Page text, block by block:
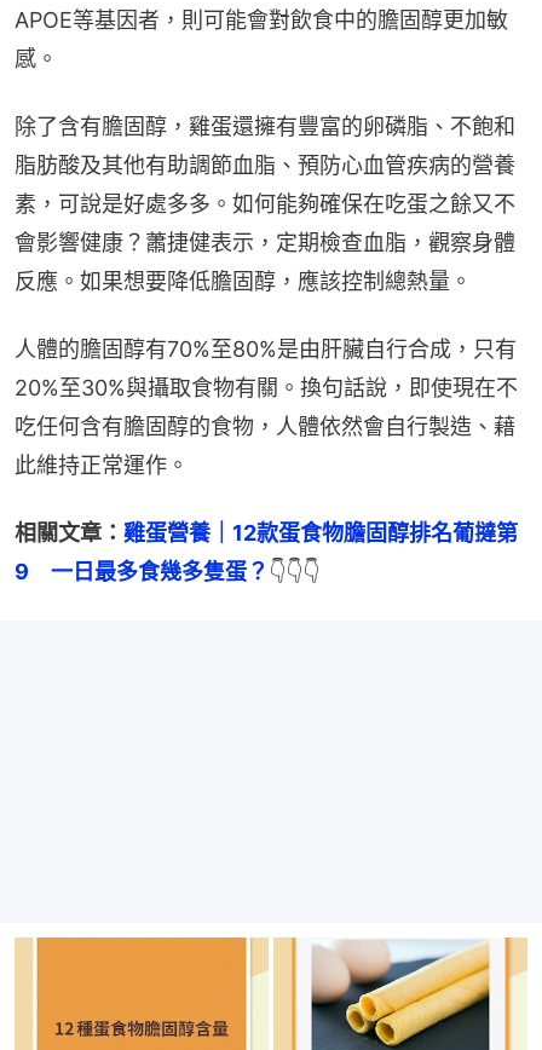
APOE等基因者，則可能會對飲食中的膽固醇更加敏
感。
除了含有膽固醇，雞蛋還擁有豐富的卵磷脂、不飽和
脂肪酸及其他有助調節血脂、預防心血管疾病的營養
素，可說是好處多多。如何能夠確保在吃蛋之餘又不
會影響健康？蕭捷健表示，定期檢查血脂，觀察身體
反應。如果想要降低膽固醇，應該控制總熱量。
人體的膽固醇有70%至80%是由肝臟自行合成，只有
20%至30%與攝取食物有關。換句話說，即使現在不
吃任何含有膽固醇的食物，人體依然會自行製造、藉
此維持正常運作。
相關文章： 雞蛋營養｜12款蛋食物膽固醇排名葡撻第
9　一日最多食幾多隻蛋？ 👇👇👇